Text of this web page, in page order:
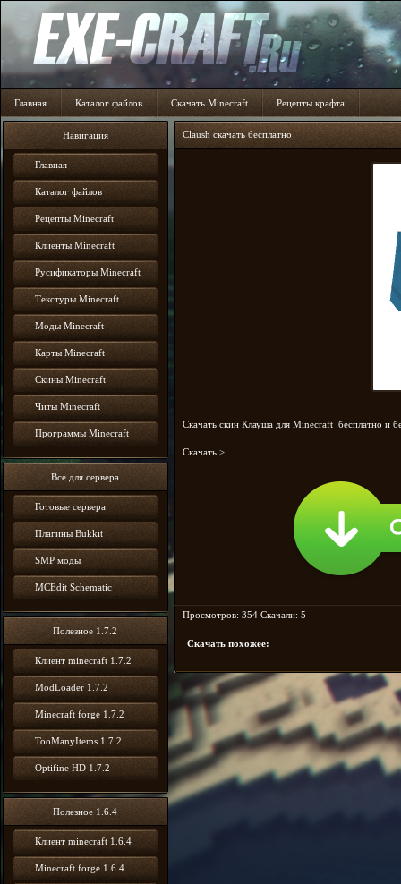
Главная Каталог файлов Скачать Minecraft Рецепты крафта
Навигация
Главная
Каталог файлов
Рецепты Minecraft
Клиенты Minecraft
Русификаторы Minecraft
Текстуры Minecraft
Моды Minecraft
Карты Minecraft
Скины Minecraft
Читы Minecraft
Программы Minecraft
Все для сервера
Готовые сервера
Плагины Bukkit
SMP моды
MCEdit Schematic
Полезное 1.7.2
Клиент minecraft 1.7.2
ModLoader 1.7.2
Minecraft forge 1.7.2
TooManyItems 1.7.2
Optifine HD 1.7.2
Полезное 1.6.4
Клиент minecraft 1.6.4
Minecraft forge 1.6.4
Claush скачать бесплатно
Скачать скин Клауша для Minecraft бесплатно и
Скачать >
Просмотров: 354 Скачали: 5
Скачать похожее: